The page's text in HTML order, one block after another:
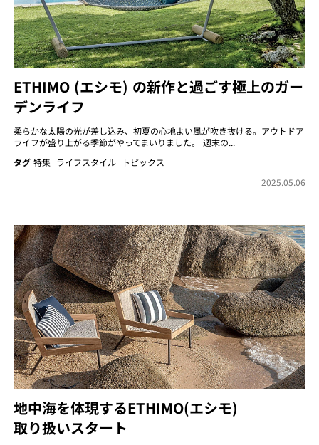
ETHIMO (エシモ) の新作と過ごす極上のガー
デンライフ
柔らかな太陽の光が差し込み、初夏の心地よい風が吹き抜ける。アウトドア
ライフが盛り上がる季節がやってまいりました。 週末の...
タグ 特集 ライフスタイル
トピックス
2025.05.06
地中海を体現するETHIMO(エシモ)
取り扱いスタート